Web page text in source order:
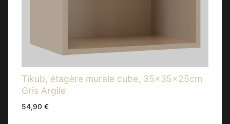
Tikub, étagère murale cube, 35x35x25cm
Gris Argile
54,90 €